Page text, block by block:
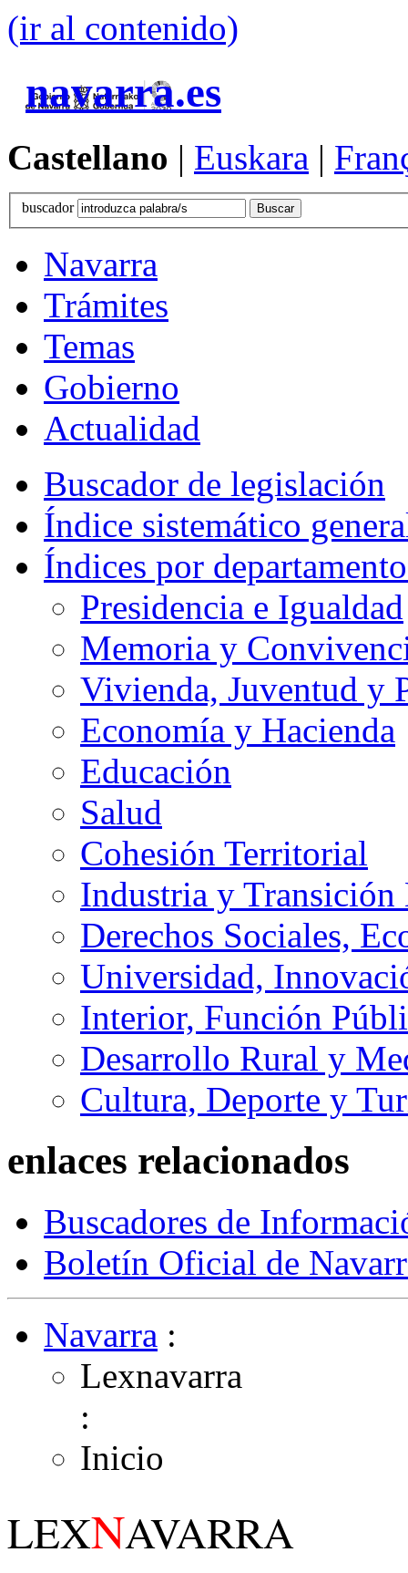
(ir al contenido)
navarra.es
Castellano | Euskara |
buscador
Navarra
Trámites
Temas
Gobierno
Actualidad
Buscador de legislación
Índice sistemático
Índices por
Presidencia e Igualdad
Memoria y
Vivienda, Juventud y
Economía y Hacienda
Educación
Salud
Cohesión Territorial
Industria y
Derechos Sociales,
Universidad,
Interior, Función
Desarrollo Rural y
Cultura, Deporte y
enlaces relacionados
Buscadores de
Boletín Oficial de
Navarra :
Lexnavarra
:
Inicio
LEXNAVARRA